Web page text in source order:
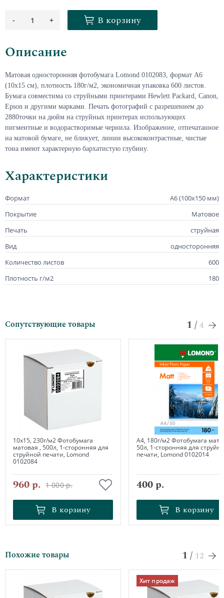
- 1 + В корзину
Описание
Матовая односторонняя фотобумага Lomond 0102083, формат А6
(10х15 см), плотность 180г/м2, экономичная упаковка 600 листов.
Бумага совместима со струйными принтерами Hewlett Packard, Canon,
Epson и другими марками. Печать фотографий с разрешением до
2880точки на дюйм на струйных принтерах использующих
пигментные и водорастворимые чернила. Изображение, отпечатанное
на матовой бумаге, не бликует, линии высококонтрастные, чистые
тона имеют характерную бархатистую глубину.
Характеристики
Формат
А6 (100х150 мм)
Покрытие
Матовое
Печать
струйная
Вид
односторонняя
Количество листов
600
Плотность г/м2
180
Сопутствующие товары 1 / 4
10х15, 230г/м2 Фотобумага
матовая , 500л, 1-сторонняя для
струйной печати, Lomond
0102084
960 р. 1 000 р.
В корзину
В корзину
А4, 180г/м2 Фотобумага
50л, 1-сторонняя для
печати, Lomond 0102014
400 р.
В корзину
В корзину
Похожие товары 1 / 12
Хит продаж